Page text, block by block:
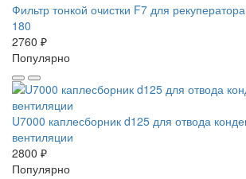
Фильтр тонкой очистки F7 для
180
2760 ₽
Популярно
U7000 каплесборник d125 для отвода
вентиляции
2800 ₽
Популярно